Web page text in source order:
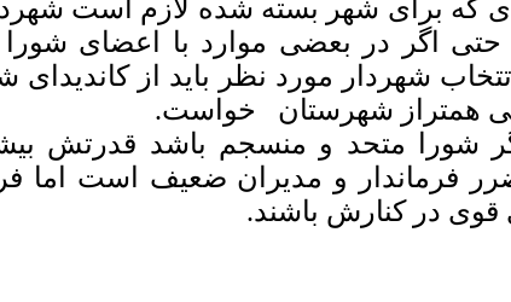
که برای شهر بسته شده لازم است
حتی اگر در بعضی موارد با اعضای
شهردار مورد نظر باید از کاندیدای
همتراز شهرستان خواست.
شورا متحد و منسجم باشد قدرتش
فرماندار و مدیران ضعیف است اما
قوی در کنارش باشند.